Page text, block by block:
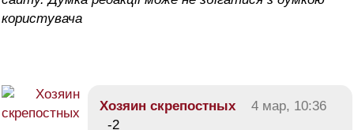
користувача
Хозяин скрепостных
4 мар, 10:36
-2